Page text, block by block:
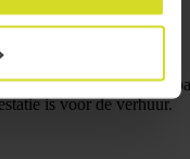
de btw op
is voor de verhuur.